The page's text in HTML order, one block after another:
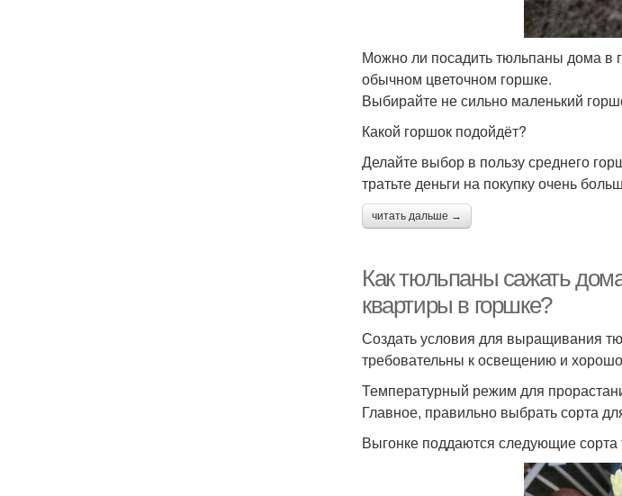
Можно ли посадить тюльпаны дома в
обычном цветочном горшке.
Выбирайте не сильно маленький
Какой горшок подойдёт?
Делайте выбор в пользу среднего
тратьте деньги на покупку очень
читать дальше →
Как тюльпаны сажать
квартиры в горшке?
Создать условия для выращивания
требовательны к освещению и
Температурный режим для
Главное, правильно выбрать сорта
Выгонке поддаются следующие сорта